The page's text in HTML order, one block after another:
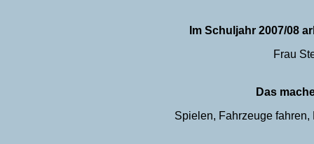
Im Schuljahr 2007/08
Frau
Das
Spielen, Fahrzeuge